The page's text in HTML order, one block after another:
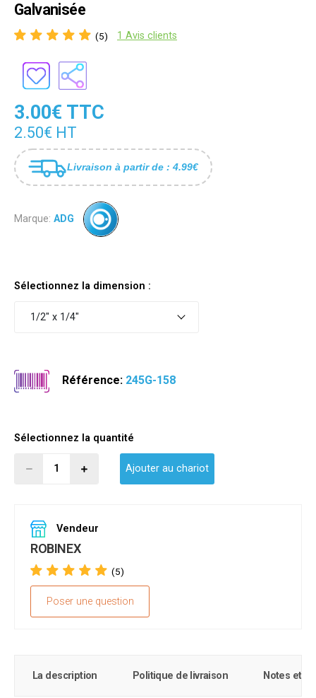
Galvanisée
(5) 1 Avis clients
3.00€ TTC
2.50€ HT
Livraison à partir de : 4.99€
Marque: ADG
Sélectionnez la dimension :
1/2" x 1/4"
Référence: 245G-158
Sélectionnez la quantité
Ajouter au chariot
Vendeur
ROBINEX
(5)
Poser une question
La description Politique de livraison Notes et